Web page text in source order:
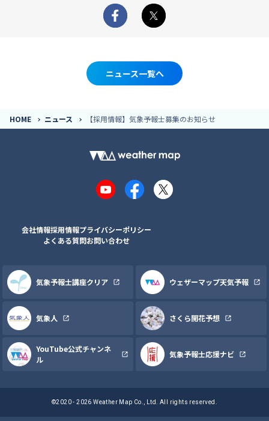
Facebook
X
ニュース一覧へ
HOME ニュース 【採用情報】気象予報士募集のお知らせ
YouTubeFacebook
X
会社情報採用情報プライバシーポリシー
よくある質問お問い合わせ
気象予報士講座クリア ウェザーマップ天気予報
気象人 さくら開花予想
YouTube公式チャンネ
ル
気象予報士応援ナビ
©2020 - 2026 Weather Map Co., Ltd. All rights reserved.